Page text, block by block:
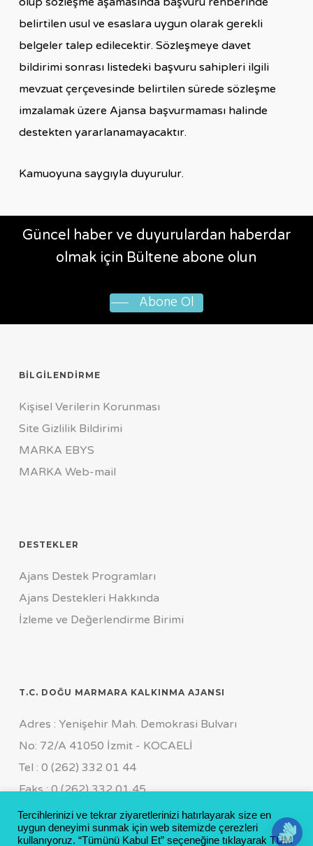
belirtilen usul ve esaslara uygun olarak gerekli
belgeler talep edilecektir. Sözleşmeye davet
bildirimi sonrası listedeki başvuru sahipleri ilgili
mevzuat çerçevesinde belirtilen sürede sözleşme
imzalamak üzere Ajansa başvurmaması halinde
destekten yararlanamayacaktır.
Kamuoyuna saygıyla duyurulur.
Güncel haber ve duyurulardan haberdar
olmak için Bültene abone olun
Abone Ol
BILGILENDIRME
Kişisel Verilerin Korunması
Site Gizlilik Bildirimi
MARKA EBYS
MARKA Web-mail
DESTEKLER
Ajans Destek Programları
Ajans Destekleri Hakkında
İzleme ve Değerlendirme Birimi
T.C. DOĞU MARMARA KALKINMA AJANSI
Adres : Yenişehir Mah. Demokrasi Bulvarı
No: 72/A 41050 İzmit - KOCAELİ
Tel : 0 (262) 332 01 44
Faks : 0 (262) 332 01 45
Genel Sekreterlik Özel Kalem
Tel : 0 (262) 311 19 55 FCT : 0 (533) 169 11 64
Tercihlerinizi ve tekrar ziyaretlerinizi hatırlayarak size en
uygun deneyimi sunmak için web sitemizde çerezleri
kullanıyoruz. “Tümünü Kabul Et” seçeneğine tıklayarak TÜM